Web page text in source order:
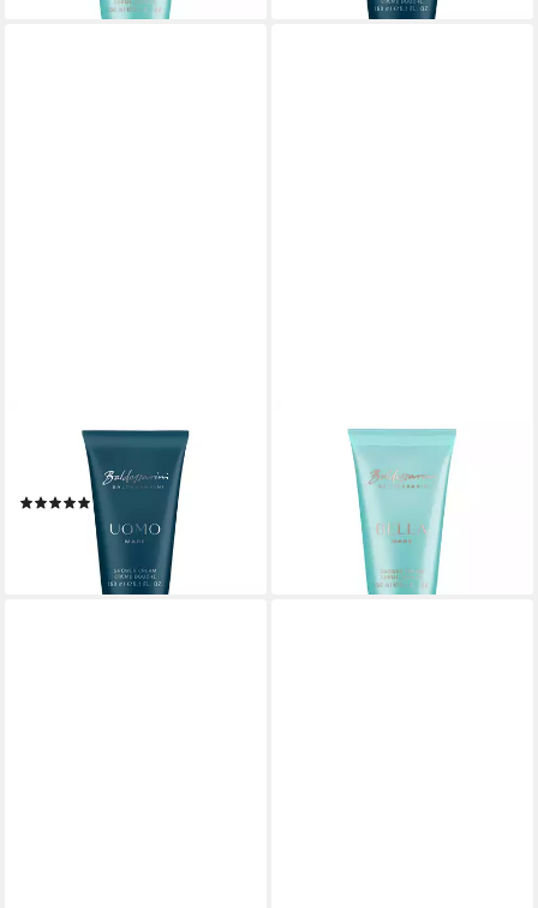
BALDESSARINI
Duschgel UOMO MARE,
Shower Gel 150 ml ohne FS
(66,33 €/ 1 l)
lieferbar - in 5-6 Werktagen bei dir
BALDESSARINI
Duschgel BELLA MARE,
Shower Gel 150 ml ohne FS
(59,93 €/ 1 l)
lieferbar - in 1-2 Werktagen bei dir